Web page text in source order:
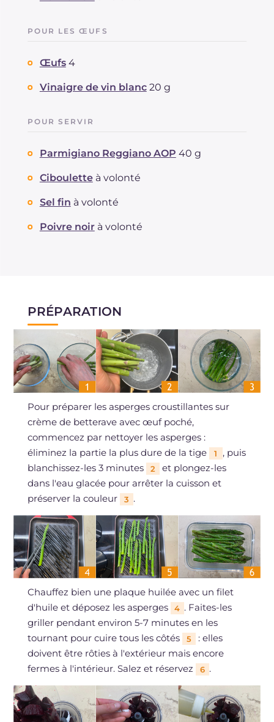
POUR LES ŒUFS
Œufs 4
Vinaigre de vin blanc 20 g
POUR SERVIR
Parmigiano Reggiano AOP 40 g
Ciboulette à volonté
Sel fin à volonté
Poivre noir à volonté
PRÉPARATION
Pour préparer les asperges croustillantes sur
crème de betterave avec œuf poché,
commencez par nettoyer les asperges :
éliminez la partie la plus dure de la tige
1
, puis
blanchissez-les 3 minutes
2
et plongez-les
dans l'eau glacée pour arrêter la cuisson et
préserver la couleur
3 .
Chauffez bien une plaque huilée avec un filet
d'huile et déposez les asperges
4 . Faites-les
griller pendant environ 5-7 minutes en les
tournant pour cuire tous les côtés
5
: elles
doivent être rôties à l'extérieur mais encore
fermes à l'intérieur. Salez et réservez
6 .